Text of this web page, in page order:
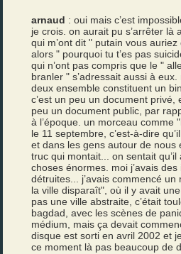
arnaud : oui mais c’est
je crois. on aurait pu s’arrêter là
qui m’ont dit " putain vous
alors " pourquoi tu t’es pas
qui n’ont pas compris que le "
branler " s’adressait aussi à
deux ensemble constituent un
c’est un peu un document privé,
peu un document public, par
à l’époque. un morceau comme
le 11 septembre, c’est-à-dire
et dans les gens autour de nous
truc qui montait... on sentait
choses énormes. moi j’avais
détruites... j’avais commencé
la ville disparaît", où il y avait
pas une ville abstraite, c’était
bagdad, avec les scènes de
médium, mais ça devait
disque est sorti en avril 2002 et
ce moment là pas beaucoup de